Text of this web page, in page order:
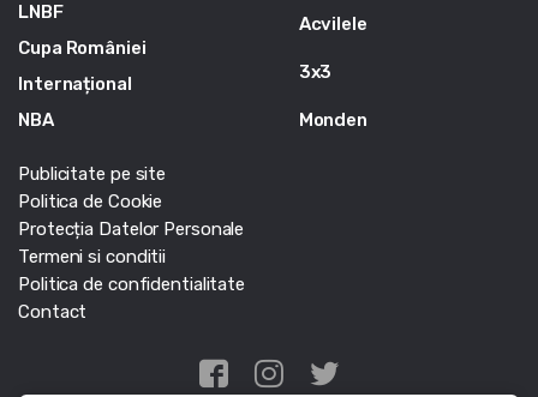
LNBF
Cupa României
Internațional
NBA
Acvilele
3x3
Monden
Publicitate pe site
Politica de Cookie
Protecția Datelor Personale
Termeni si conditii
Politica de confidentialitate
Contact